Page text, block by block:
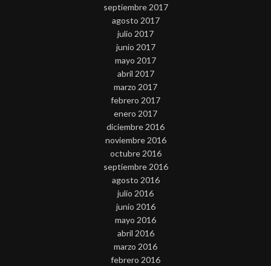
septiembre 2017
agosto 2017
julio 2017
junio 2017
mayo 2017
abril 2017
marzo 2017
febrero 2017
enero 2017
diciembre 2016
noviembre 2016
octubre 2016
septiembre 2016
agosto 2016
julio 2016
junio 2016
mayo 2016
abril 2016
marzo 2016
febrero 2016